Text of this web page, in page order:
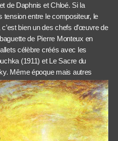
de Daphnis et Chloé. Si la
entre le compositeur, le
bien un des chefs d’œuvre de
de Pierre Monteux en
célèbre créés avec les
(1911) et Le Sacre du
Même époque mais autres